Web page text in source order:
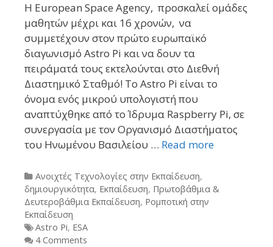
H European Space Agency, προσκαλεί ομάδες
μαθητών μέχρι και 16 χρονών, να
συμμετέχουν στον πρώτο ευρωπαϊκό
διαγωνισμό Astro Pi και να δουν τα
πειράματά τους εκτελούνται στο Διεθνή
Διαστημικό Σταθμό! Το Astro Pi είναι το
όνομα ενός μικρού υπολογιστή που
αναπτύχθηκε από το Ίδρυμα Raspberry Pi, σε
συνεργασία με τον Οργανισμό Διαστήματος
του Ηνωμένου Βασιλείου … Read more
Categories
Ανοιχτές Τεχνολογίες στην Εκπαίδευση,
δημιουργικότητα, Εκπαίδευση, Πρωτοβάθμια &
Δευτεροβάθμια Εκπαίδευση, Ρομποτική στην
Εκπαίδευση
Tags
Astro Pi, ESA
4 Comments